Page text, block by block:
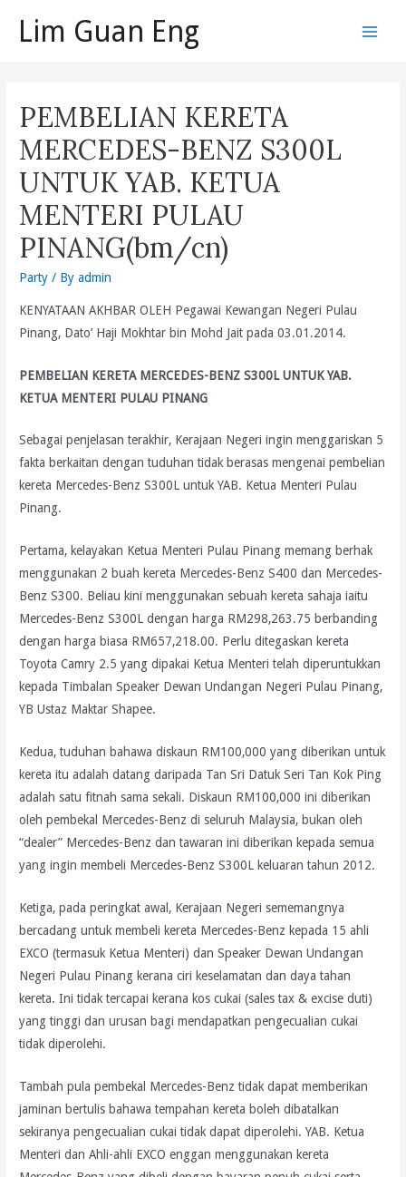
Lim Guan Eng
PEMBELIAN KERETA
MERCEDES-BENZ S300L
UNTUK YAB. KETUA
MENTERI PULAU
PINANG(bm/cn)
Party / Byadmin
KENYATAAN AKHBAR OLEH Pegawai Kewangan Negeri Pulau
Pinang, Dato’ Haji Mokhtar bin Mohd Jait pada 03.01.2014.
PEMBELIAN KERETA MERCEDES-BENZ S300L UNTUK YAB.
KETUA MENTERI PULAU PINANG
Sebagai penjelasan terakhir, Kerajaan Negeri ingin menggariskan 5
fakta berkaitan dengan tuduhan tidak berasas mengenai pembelian
kereta Mercedes-Benz S300L untuk YAB. Ketua Menteri Pulau
Pinang.
Pertama, kelayakan Ketua Menteri Pulau Pinang memang berhak
menggunakan 2 buah kereta Mercedes-Benz S400 dan Mercedes-
Benz S300. Beliau kini menggunakan sebuah kereta sahaja iaitu
Mercedes-Benz S300L dengan harga RM298,263.75 berbanding
dengan harga biasa RM657,218.00. Perlu ditegaskan kereta
Toyota Camry 2.5 yang dipakai Ketua Menteri telah diperuntukkan
kepada Timbalan Speaker Dewan Undangan Negeri Pulau Pinang,
YB Ustaz Maktar Shapee.
Kedua, tuduhan bahawa diskaun RM100,000 yang diberikan untuk
kereta itu adalah datang daripada Tan Sri Datuk Seri Tan Kok Ping
adalah satu fitnah sama sekali. Diskaun RM100,000 ini diberikan
oleh pembekal Mercedes-Benz di seluruh Malaysia, bukan oleh
“dealer” Mercedes-Benz dan tawaran ini diberikan kepada semua
yang ingin membeli Mercedes-Benz S300L keluaran tahun 2012.
Ketiga, pada peringkat awal, Kerajaan Negeri sememangnya
bercadang untuk membeli kereta Mercedes-Benz kepada 15 ahli
EXCO (termasuk Ketua Menteri) dan Speaker Dewan Undangan
Negeri Pulau Pinang kerana ciri keselamatan dan daya tahan
kereta. Ini tidak tercapai kerana kos cukai (sales tax & excise duti)
yang tinggi dan urusan bagi mendapatkan pengecualian cukai
tidak diperolehi.
Tambah pula pembekal Mercedes-Benz tidak dapat memberikan
jaminan bertulis bahawa tempahan kereta boleh dibatalkan
sekiranya pengecualian cukai tidak dapat diperolehi. YAB. Ketua
Menteri dan Ahli-ahli EXCO enggan menggunakan kereta